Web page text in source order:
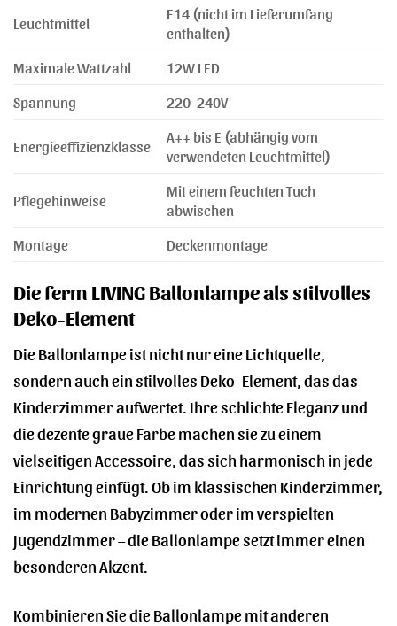
Leuchtmittel
E14 (nicht im Lieferumfang
enthalten)
Maximale Wattzahl
12W LED
Spannung
220-240V
Energieeffizienzklasse
A++ bis E (abhängig vom
verwendeten Leuchtmittel)
Pflegehinweise
Mit einem feuchten Tuch
abwischen
Montage
Deckenmontage
Die ferm LIVING Ballonlampe als stilvolles
Deko-Element
Die Ballonlampe ist nicht nur eine Lichtquelle,
sondern auch ein stilvolles Deko-Element, das das
Kinderzimmer aufwertet. Ihre schlichte Eleganz und
die dezente graue Farbe machen sie zu einem
vielseitigen Accessoire, das sich harmonisch in jede
Einrichtung einfügt. Ob im klassischen Kinderzimmer,
im modernen Babyzimmer oder im verspielten
Jugendzimmer – die Ballonlampe setzt immer einen
besonderen Akzent.
Kombinieren Sie die Ballonlampe mit anderen